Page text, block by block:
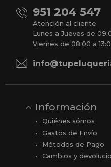
951 204 547
Atención al cliente
Lunes a Jueves de
Viernes de 08:00 a
Información
Quiénes sómos
Gastos de Envío
Métodos de Pago
Cambios y